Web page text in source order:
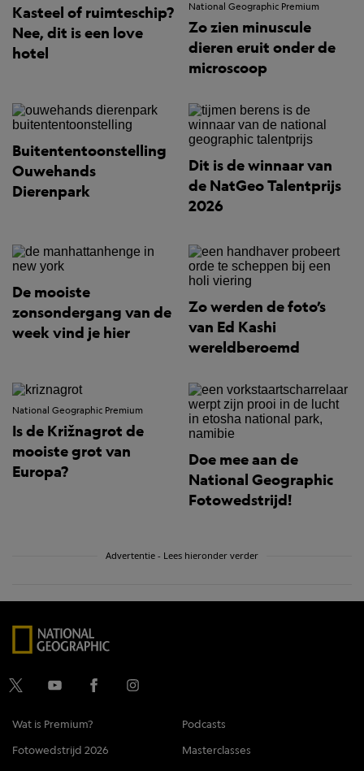
Kasteel of ruimteschip?
Nee, dit is een love
hotel
National Geographic Premium
Zo zien minuscule
dieren eruit onder de
microscoop
Buitententoonstelling
Ouwehands
Dierenpark
Dit is de winnaar van
de NatGeo Talentprijs
2026
De mooiste
zonsondergang van de
week vind je hier
Zo werden de foto’s
van Ed Kashi
wereldberoemd
National Geographic Premium
Is de Križnagrot de
mooiste grot van
Europa?
Doe mee aan de
National Geographic
Fotowedstrijd!
Advertentie - Lees hieronder verder
Wat is Premium?
Podcasts
Fotowedstrijd 2026
Masterclasses